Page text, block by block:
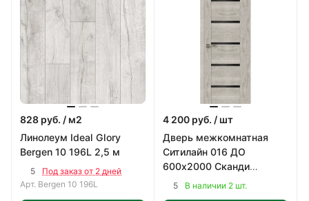
828 руб. / м2
Линолеум Ideal Glory
Bergen 10 196L 2,5 м
5
Под заказ от 2 дней
Арт. Bergen 10 196L
4 200 руб. / шт
Дверь межкомнатная
Ситилайн 016 ДО
600х2000 Сканди
5 В наличии 2 шт.